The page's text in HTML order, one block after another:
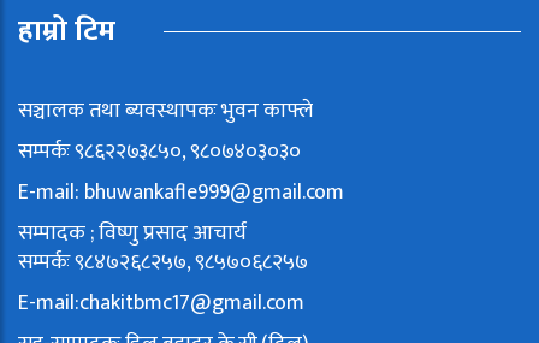
हाम्रो टिम
सञ्चालक तथा ब्यवस्थापकः भुवन काफ्ले
सम्पर्कः ९८६२२७३८५०, ९८०७४०३०३०
E-mail: bhuwankafle999@gmail.com
सम्पादक ; विष्णु प्रसाद आचार्य
सम्पर्कः ९८४७२६८२५७, ९८५७०६८२५७
E-mail:chakitbmc17@gmail.com